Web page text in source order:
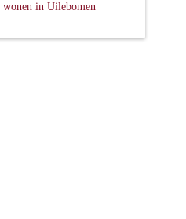
in Uilebomen